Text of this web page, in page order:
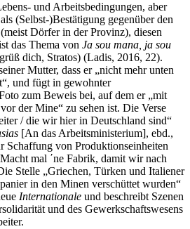
und Arbeitsbedingungen, aber
(Selbst-)Bestätigung gegenüber den
Dörfer in der Provinz), diesen
das Thema von Ja sou mana, ja sou
dich, Stratos) (Ladis, 2016, 22).
Mutter, dass er „nicht mehr unten
und fügt in gewohnter
zum Beweis bei, auf dem er „mit
der Mine“ zu sehen ist. Die Verse
/ die wir hier in Deutschland sind“
[An das Arbeitsministerium], ebd.,
Schaffung von Produktionseinheiten
mal ΄ne Fabrik, damit wir nach
Stelle „Griechen, Türken und Italiener
in den Minen verschüttet wurden“
Internationale und beschreibt Szenen
und des Gewerkschaftswesens